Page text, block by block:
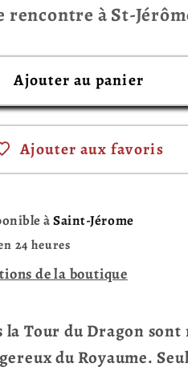
à St-
Ajouter au panier
Ajouter aux favoris
àSaint-Jérome
24 heures
de la boutique
la Tour du Dragon
du Royaume.